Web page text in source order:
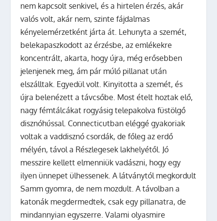
nem kapcsolt senkivel, és a hirtelen érzés, akár
valós volt, akár nem, szinte fájdalmas
kényelemérzetként járta át. Lehunyta a szemét,
belekapaszkodott az érzésbe, az emlékekre
koncentrált, akarta, hogy újra, még erősebben
jelenjenek meg, ám pár múló pillanat után
elszálltak. Egyedül volt. Kinyitotta a szemét, és
újra belenézett a távcsőbe. Most ételt hoztak elő,
nagy fémtálcákat rogyásig telepakolva füstölgő
disznóhússal. Connecticutban eléggé gyakoriak
voltak a vaddisznó csordák, de főleg az erdő
mélyén, távol a Részlegesek lakhelyétől. Jó
messzire kellett elmenniük vadászni, hogy egy
ilyen ünnepet ülhessenek. A látványtól megkordult
Samm gyomra, de nem mozdult. A távolban a
katonák megdermedtek, csak egy pillanatra, de
mindannyian egyszerre. Valami olyasmire